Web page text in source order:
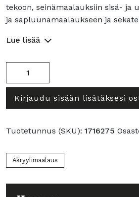
tekoon, seinämaalauksiin sisä- ja
ja sapluunamaalaukseen ja
Lue lisää
määrä
Kirjaudu sisään lisätäksesi
Tuotetunnus (SKU): 1716275
Akryylimaalaus